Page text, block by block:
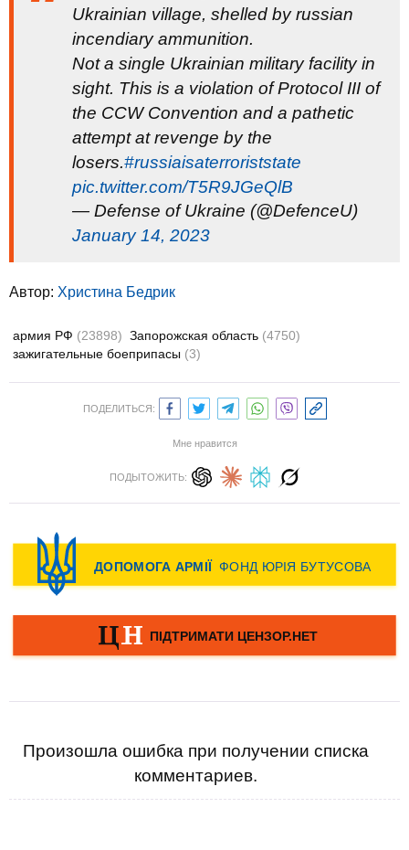
Ukrainian village, shelled by russian
incendiary ammunition.
Not a single Ukrainian military facility in
sight. This is a violation of Protocol III of
the CCW Convention and a pathetic
attempt at revenge by the
losers.#russiaisaterroriststate
pic.twitter.com/T5R9JGeQlB
— Defense of Ukraine (@DefenceU)
January 14, 2023
Автор: Христина Бедрик
армия РФ (23898) Запорожская область (4750)
зажигательные боеприпасы (3)
ПОДЕЛИТЬСЯ:
Мне нравится
ПОДЫТОЖИТЬ:
Произошла ошибка при получении списка
комментариев.